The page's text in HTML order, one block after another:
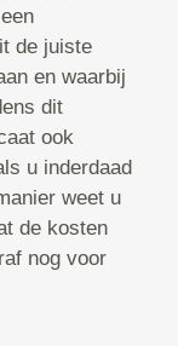
de juiste
en waarbij
dit
ook
u inderdaad
weet u
de kosten
nog voor